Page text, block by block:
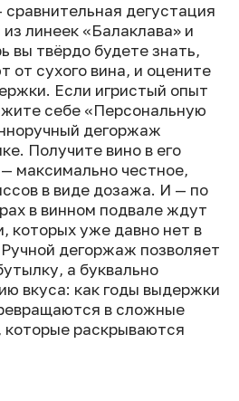
дегустация
линеек «Балаклава» и
вы твёрдо будете знать,
от сухого вина, и оцените
Если игристый опыт
себе «Персональную
дегоржаж
Получите вино в его
максимально честное,
в виде дозажа. И — по
в винном подвале ждут
которых уже давно нет в
дегоржаж позволяет
а буквально
вкуса: как годы выдержки
в сложные
которые раскрываются